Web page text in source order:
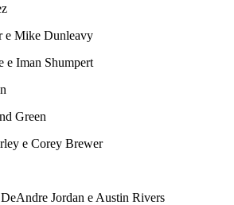
e Mike Dunleavy
e Iman Shumpert
Green
e Corey Brewer
Jordan e Austin Rivers